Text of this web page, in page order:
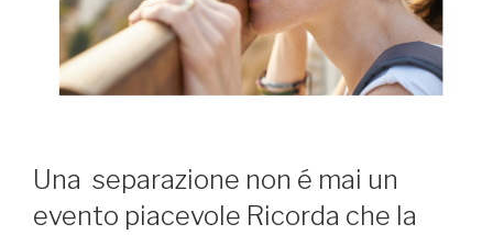
Una separazione non é mai un
evento piacevole Ricorda che la